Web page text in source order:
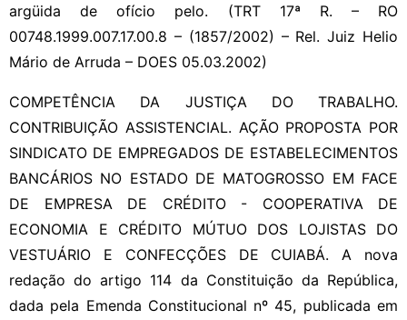
argüida de ofício pelo. (TRT 17ª R. – RO
00748.1999.007.17.00.8 – (1857/2002) – Rel. Juiz Helio
Mário de Arruda – DOES 05.03.2002)
COMPETÊNCIA DA JUSTIÇA DO TRABALHO.
CONTRIBUIÇÃO ASSISTENCIAL. AÇÃO PROPOSTA POR
SINDICATO DE EMPREGADOS DE ESTABELECIMENTOS
BANCÁRIOS NO ESTADO DE MATOGROSSO EM FACE
DE EMPRESA DE CRÉDITO - COOPERATIVA DE
ECONOMIA E CRÉDITO MÚTUO DOS LOJISTAS DO
VESTUÁRIO E CONFECÇÕES DE CUIABÁ. A nova
redação do artigo 114 da Constituição da República,
dada pela Emenda Constitucional nº 45, publicada em